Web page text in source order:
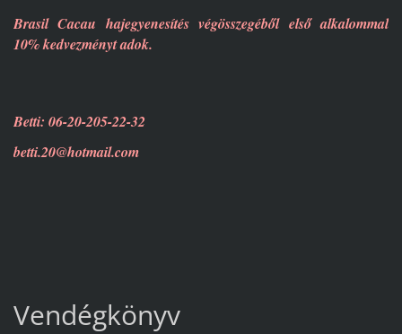
Brasil Cacau hajegyenesítés végösszegéből első alkalommal
10% kedvezményt adok.
Betti: 06-20-205-22-32
betti.20@hotmail.com
Vendégkönyv